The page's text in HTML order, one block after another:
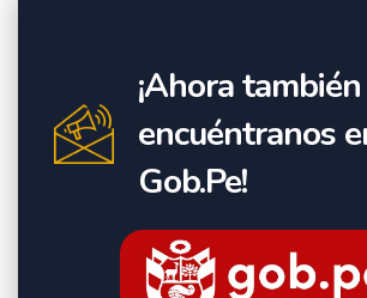
¡Ahora también
encuéntranos
Gob.Pe!